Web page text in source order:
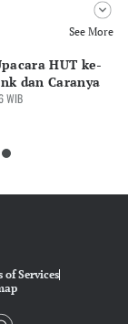
See More
HUT ke-
dan Caranya
WIB
of Services